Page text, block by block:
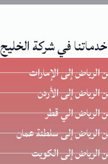
في شركة الخليج
إلى الإمارات
إلى الأردن
الي قطر
إلى سلطنة عمان
إلى الكويت